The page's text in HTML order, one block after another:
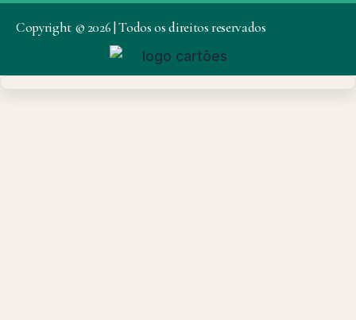
Copyright © 2026 | Todos os direitos reservados